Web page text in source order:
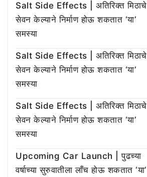
Salt Side Effects | अतिरिक्त मिठाचे
सेवन केल्याने निर्माण होऊ शकतात ‘या’
समस्या
Salt Side Effects | अतिरिक्त मिठाचे
सेवन केल्याने निर्माण होऊ शकतात ‘या’
समस्या
Salt Side Effects | अतिरिक्त मिठाचे
सेवन केल्याने निर्माण होऊ शकतात ‘या’
समस्या
Upcoming Car Launch | पुढच्या
वर्षाच्या सुरुवातीला लाँच होऊ शकतात ‘या’